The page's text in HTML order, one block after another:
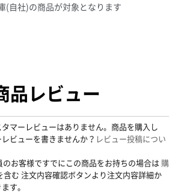
(自社)の商品が対象となります
品レビュー
マーレビューはありません。商品を購入し
ビューを書きませんか？ レビュー投稿につい
のお客様ですでにこの商品をお持ちの場合は 購
含む 注文内容確認ボタンより注文内容詳細か
す。